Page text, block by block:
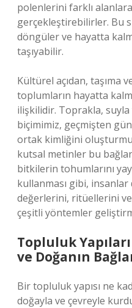
polenlerini farklı
gerçekleştirebilirler. Bu
döngüler ve hayatta
taşıyabilir.
Kültürel açıdan, taşıma
toplumların hayatta
ilişkilidir. Toprakla,
biçimimiz, geçmişten
ortak kimliğini
kutsal metinler bu
bitkilerin tohumlarını
kullanması gibi,
değerlerini, ritüellerini
çeşitli yöntemler
Topluluk
ve Doğanın
Bir topluluk yapısı ne
doğayla ve çevreyle